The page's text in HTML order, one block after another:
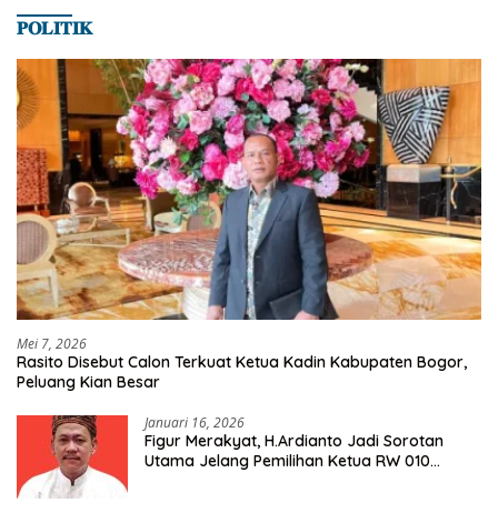
𝐏𝐎𝐋𝐈𝐓𝐈𝐊
Mei 7, 2026
Rasito Disebut Calon Terkuat Ketua Kadin Kabupaten Bogor,
Peluang Kian Besar
Januari 16, 2026
Figur Merakyat, H.Ardianto Jadi Sorotan
Utama Jelang Pemilihan Ketua RW 010